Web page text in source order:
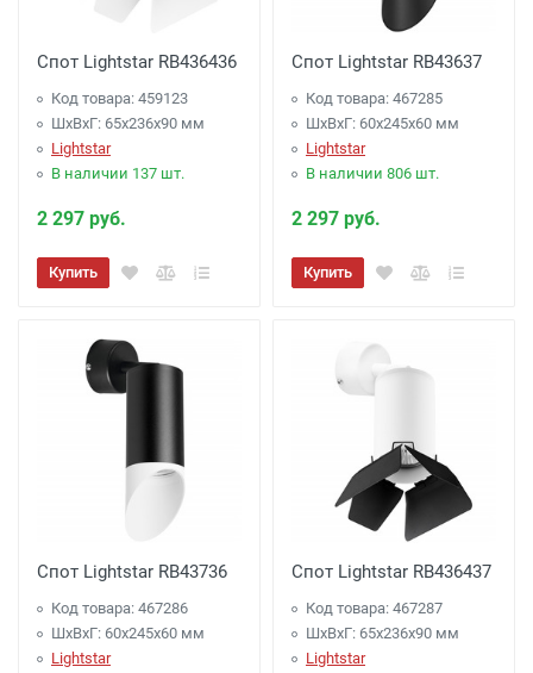
Спот Lightstar RB436436
Код товара: 459123
ШхВхГ: 65x236x90 мм
Lightstar
В наличии 137 шт.
2 297 руб.
Купить
Спот Lightstar RB43637
Код товара: 467285
ШхВхГ: 60x245x60 мм
Lightstar
В наличии 806 шт.
2 297 руб.
Купить
Спот Lightstar RB43736
Код товара: 467286
ШхВхГ: 60x245x60 мм
Lightstar
Спот Lightstar RB436437
Код товара: 467287
ШхВхГ: 65x236x90 мм
Lightstar